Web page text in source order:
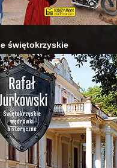
świętokrzyskie